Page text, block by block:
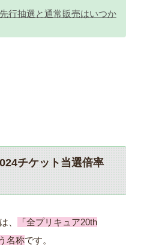
行抽選と通常販売はいつか
チケット当選倍率
、
「全プリキュア20th
名称です。